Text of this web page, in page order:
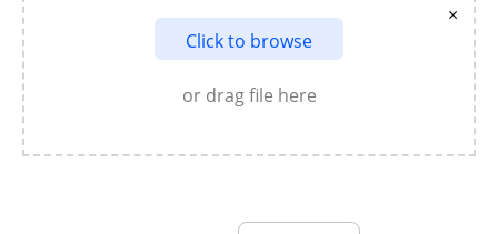
Click to browse
or drag file here
×